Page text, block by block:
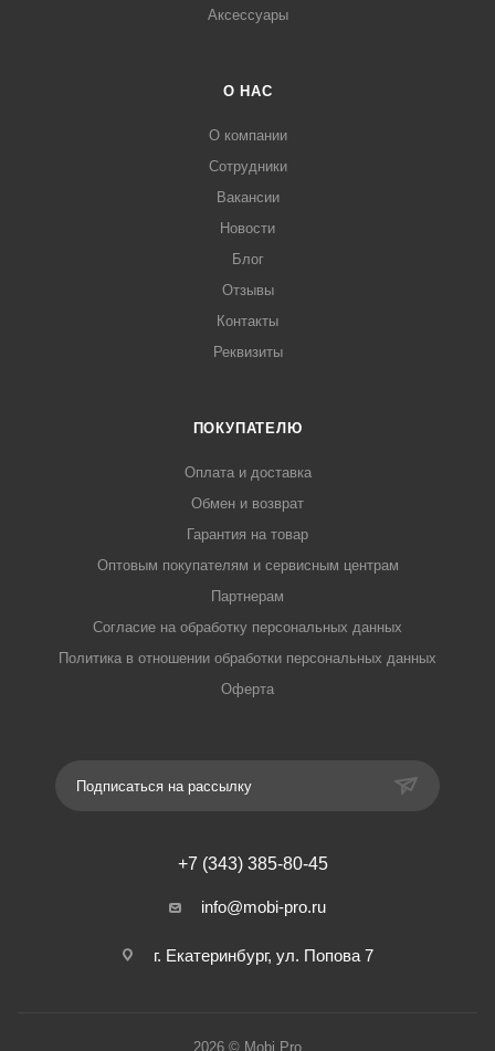
Аксессуары
О НАС
О компании
Сотрудники
Вакансии
Новости
Блог
Отзывы
Контакты
Реквизиты
ПОКУПАТЕЛЮ
Оплата и доставка
Обмен и возврат
Гарантия на товар
Оптовым покупателям и сервисным центрам
Партнерам
Согласие на обработку персональных данных
Политика в отношении обработки персональных данных
Оферта
Подписаться на рассылку
+7 (343) 385-80-45
info@mobi-pro.ru
г. Екатеринбург, ул. Попова 7
2026 © Mobi Pro